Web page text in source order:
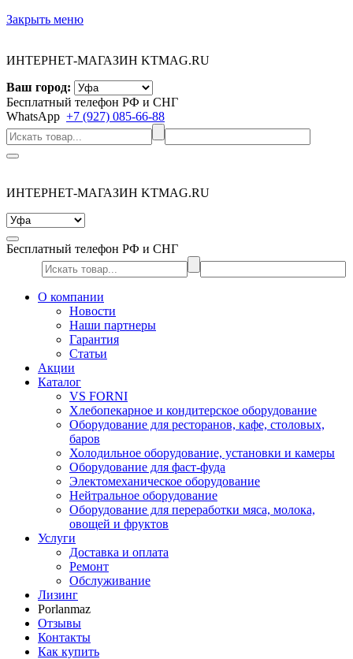
Закрыть меню
ИНТЕРНЕТ-МАГАЗИН KTMAG.RU
Ваш город:
Бесплатный телефон РФ и СНГ
WhatsApp +7 (927) 085-66-88
ИНТЕРНЕТ-МАГАЗИН KTMAG.RU
Бесплатный телефон РФ и СНГ
О компании
Новости
Наши партнеры
Гарантия
Статьи
Акции
Каталог
VS FORNI
Хлебопекарное и кондитерское оборудование
Оборудование для ресторанов, кафе, столовых,
баров
Холодильное оборудование, установки и камеры
Оборудование для фаст-фуда
Электомеханическое оборудование
Нейтральное оборудование
Оборудование для переработки мяса, молока,
овощей и фруктов
Услуги
Доставка и оплата
Ремонт
Обслуживание
Лизинг
Porlanmaz
Отзывы
Контакты
Как купить